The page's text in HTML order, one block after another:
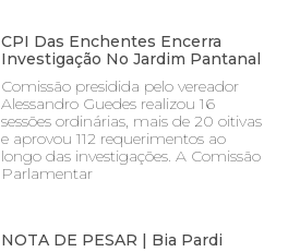
CPI Das Enchentes Encerra
Investigação No Jardim Pantanal
Comissão presidida pelo vereador
Alessandro Guedes realizou 16
sessões ordinárias, mais de 20 oitivas
e aprovou 112 requerimentos ao
longo das investigações. A Comissão
Parlamentar
NOTA DE PESAR | Bia Pardi